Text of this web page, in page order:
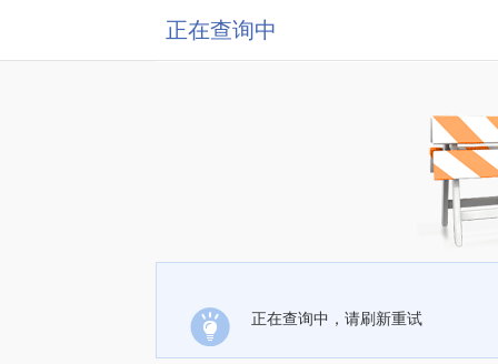
正在查询中
正在查询中，请刷新重试